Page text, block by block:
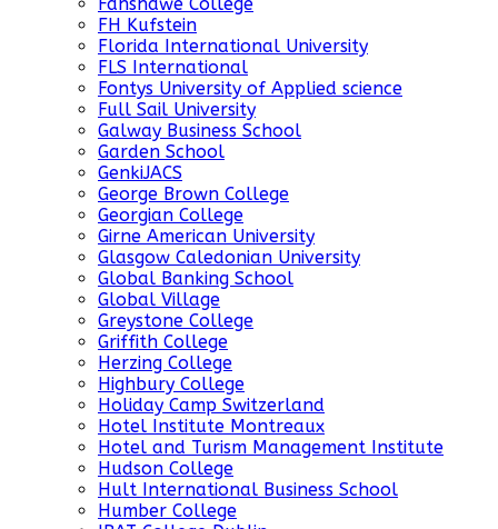
FH Kufstein
Florida International University
FLS International
Fontys University of Applied science
Full Sail University
Galway Business School
Garden School
GenkiJACS
George Brown College
Georgian College
Girne American University
Glasgow Caledonian University
Global Banking School
Global Village
Greystone College
Griffith College
Herzing College
Highbury College
Holiday Camp Switzerland
Hotel Institute Montreaux
Hotel and Turism Management Institute
Hudson College
Hult International Business School
Humber College